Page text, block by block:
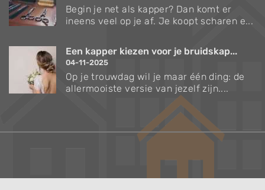
Begin je net als kapper? Dan komt er
ineens veel op je af. Je koopt scharen e...
Een kapper kiezen voor je bruidskap...
04-11-2025
Op je trouwdag wil je maar één ding: de
allermooiste versie van jezelf zijn....